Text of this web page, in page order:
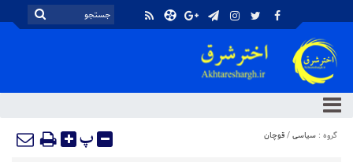
گروه : سیاسی/قوچان پ